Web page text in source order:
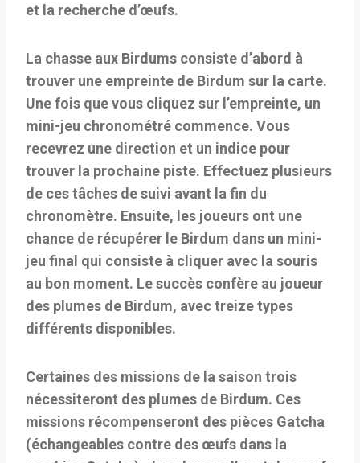
et la recherche d’œufs.
La chasse aux Birdums consiste d’abord à
trouver une empreinte de Birdum sur la carte.
Une fois que vous cliquez sur l’empreinte, un
mini-jeu chronométré commence. Vous
recevrez une direction et un indice pour
trouver la prochaine piste. Effectuez plusieurs
de ces tâches de suivi avant la fin du
chronomètre. Ensuite, les joueurs ont une
chance de récupérer le Birdum dans un mini-
jeu final qui consiste à cliquer avec la souris
au bon moment. Le succès confère au joueur
des plumes de Birdum, avec treize types
différents disponibles.
Certaines des missions de la saison trois
nécessiteront des plumes de Birdum. Ces
missions récompenseront des pièces Gatcha
(échangeables contre des œufs dans la